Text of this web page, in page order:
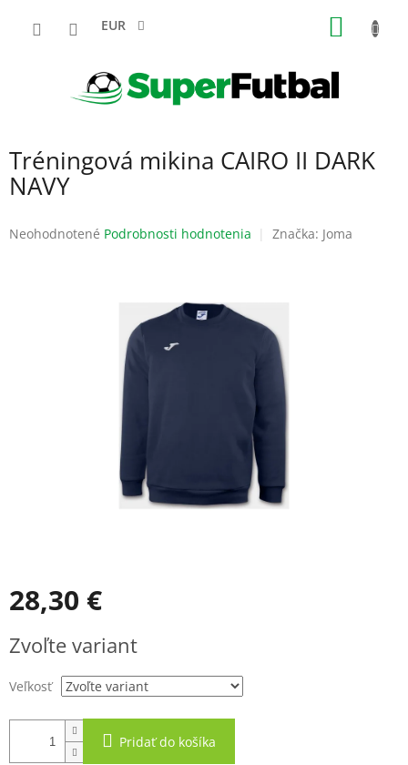
EUR
Tréningová mikina CAIRO II DARK
NAVY
Priemerné
Neohodnotené Podrobnosti hodnotenia Značka: Joma
28,30 €
cena:
Zvoľte variant
Veľkosť
Pridať do košíka